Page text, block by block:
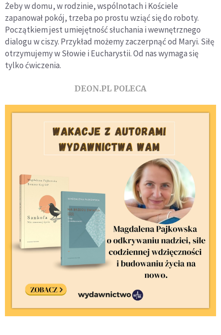
Żeby w domu, w rodzinie, wspólnotach i Kościele
zapanował pokój, trzeba po prostu wziąć się do roboty.
Początkiem jest umiejętność słuchania i wewnętrznego
dialogu w ciszy. Przykład możemy zaczerpnąć od Maryi. Siłę
otrzymujemy w Słowie i Eucharystii. Od nas wymaga się
tylko ćwiczenia.
DEON.PL POLECA